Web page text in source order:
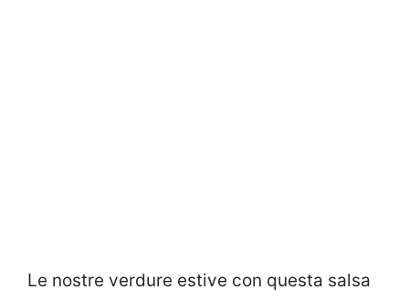
Le nostre verdure estive con questa salsa